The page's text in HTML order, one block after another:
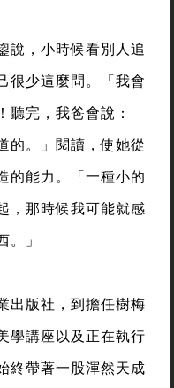
說，小時候看別人追
很少這麼問。「我會
聽完，我爸會說：
。」閱讀，使她從
的能力。「一種小的
，那時候我可能就感
」
出版社，到擔任樹梅
學講座以及正在執行
終帶著一股渾然天成